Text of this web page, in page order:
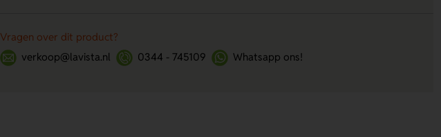
Vragen over dit product?
verkoop@lavista.nl
0344 - 745109 Whatsapp ons!